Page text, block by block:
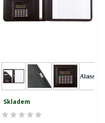
Skladem